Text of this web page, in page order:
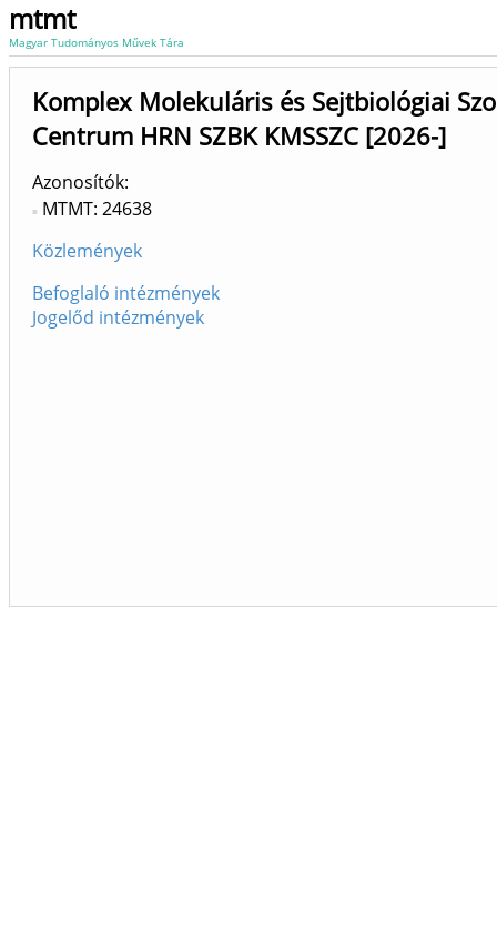
mtmt
Magyar Tudományos Művek Tára
Komplex Molekuláris és Sejtbiológiai
Centrum HRN SZBK KMSSZC [2026-]
Azonosítók
MTMT: 24638
Közlemények
Befoglaló intézmények
Jogelőd intézmények